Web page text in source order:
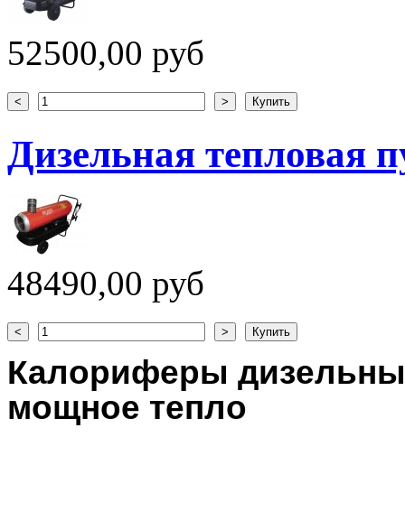
52500,00 руб
Дизельная тепловая
48490,00 руб
Калориферы
мощное тепло